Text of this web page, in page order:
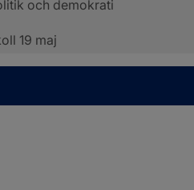
och demokrati
19 maj